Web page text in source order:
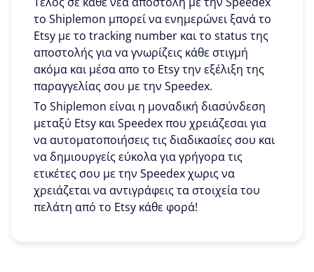
το Shiplemon μπορεί να ενημερώνει ξανά το
Etsy με το tracking number και το status της
αποστολής για να γνωρίζεις κάθε στιγμή
ακόμα και μέσα απο το Etsy την εξέλιξη της
παραγγελίας σου με την Speedex.
To Shiplemon είναι η μοναδική διασύνδεση
μεταξύ Etsy και Speedex που χρειάζεσαι για
να αυτοματοποιήσεις τις διαδικασίες σου και
να δημιουργείς εύκολα για γρήγορα τις
ετικέτες σου με την Speedex χωρις να
χρειάζεται να αντιγράφεις τα στοιχεία του
πελάτη από το Etsy κάθε φορά!